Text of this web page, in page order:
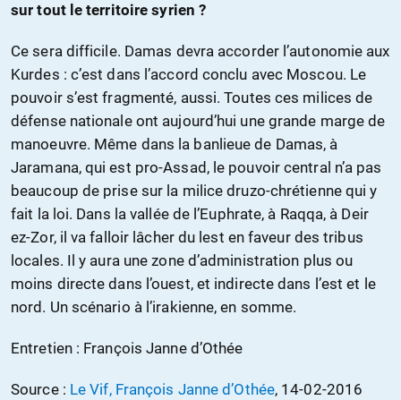
sur tout le territoire syrien ?
Ce sera difficile. Damas devra accorder l’autonomie aux
Kurdes : c’est dans l’accord conclu avec Moscou. Le
pouvoir s’est fragmenté, aussi. Toutes ces milices de
défense nationale ont aujourd’hui une grande marge de
manoeuvre. Même dans la banlieue de Damas, à
Jaramana, qui est pro-Assad, le pouvoir central n’a pas
beaucoup de prise sur la milice druzo-chrétienne qui y
fait la loi. Dans la vallée de l’Euphrate, à Raqqa, à Deir
ez-Zor, il va falloir lâcher du lest en faveur des tribus
locales. Il y aura une zone d’administration plus ou
moins directe dans l’ouest, et indirecte dans l’est et le
nord. Un scénario à l’irakienne, en somme.
Entretien : François Janne d’Othée
Source : Le Vif, François Janne d’Othée, 14-02-2016